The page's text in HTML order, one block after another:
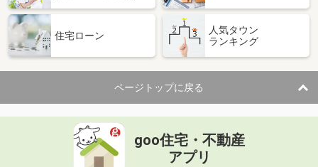
住宅ローン
人気タウン
ランキング
ページトップに戻る
goo住宅・不動産
アプリ